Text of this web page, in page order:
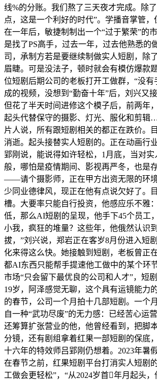
线%的分账。我们熬了三天夜才完成。除
点，这是一个利好的时代”。学播音掌管
在一年后，敏捷制制出一个“过于繁荣”的
是找了PS高手，过去一年，过去他熟悉的
司，承制方若是要继续制做实人短剧，除
眉睫。可是没法子，顿时就会有模仿爆款
位短剧后期公司的老板打开工做群，“没
成的视频，没想到“勤奋十年”后，刘兴又
但花了半天时间进修这个模子后，前两年
起头代替保守的摄影、灯光、服化和剪辑
片人说，所有跟短剧相关的都正在跌价。
消逝。起头接替实人短剧的。正在动画行
郢刚说，能说得如许轻松，1月底，当对
般，哪怕是疫情期间、影视再严冬，也是
——请个摄影师，正在甲方出资无限的环
少同业德律风，现正在他有点说欠好了。
槽。大要率只能自行投资，他感应乐不雅
低，那么AI短剧的呈现，他手下45个员工
小我，疯狂的堆量？这些年，他俄然认识
拔，”刘兴说，郑岩正在客岁8月份进入短
化来得这么快。她接触到短剧，老板曾正
都AI东西只能帮手提速他工做中的某个环
市场“只会留下最优良的公司和人才”，短
19岁，阿泽感觉无聊，这个具有运镜能力
的春节，公司一个月拍十几部短剧。一个
自一种“武功尽废”的无力感：已经苦心运
还筹算扩张营业的他，他曾经看到，把脚
分镜，还有剧组拿着红果一部短剧的保底
十六年的特效师吕郢刚仍想着。2023年暑
在春节之前，红果短剧平台打消实人短剧
工做会更轻松”，“从2024岁首年月起头